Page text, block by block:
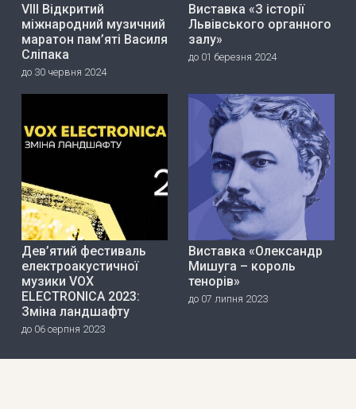
VIII Відкритий
міжнародний музичний
маратон пам’яті Василя
Сліпака
до 30 червня 2024
Виставка «З історії
Львівського органного
залу»
до 01 березня 2024
Дев’ятий фестиваль
електроакустичної
музики VOX
ELECTRONICA 2023:
Зміна ландшафту
до 06 серпня 2023
Виставка «Олександр
Мишуга – король
тенорів»
до 07 липня 2023